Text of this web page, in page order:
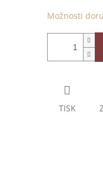
Možnosti
TISK